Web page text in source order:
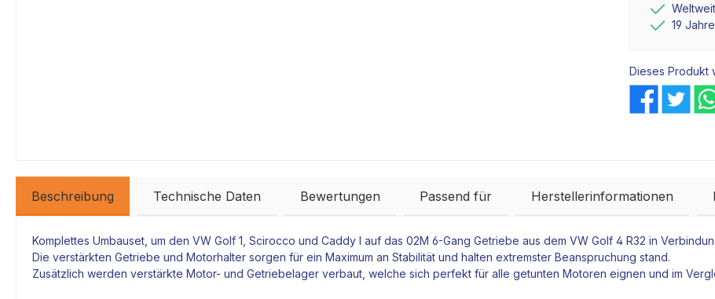
19
Dieses Produkt
Beschreibung Technische Daten Bewertungen Passend für Herstellerinformationen
Komplettes Umbauset, um den VW Golf 1, Scirocco und Caddy I auf das 02M 6-Gang Getriebe aus dem VW Golf 4 R32 in
Die verstärkten Getriebe und Motorhalter sorgen für ein Maximum an Stabilität und halten extremster Beanspruchung stand.
Zusätzlich werden verstärkte Motor- und Getriebelager verbaut, welche sich perfekt für alle getunten Motoren eignen und im